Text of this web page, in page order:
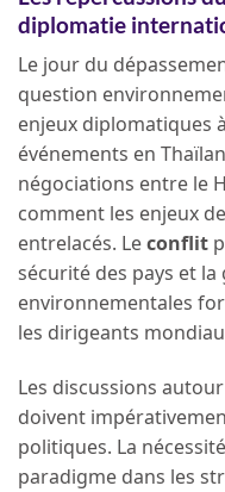
diplomatie
Le jour du
question
enjeux diplomatiques
événements en
négociations entre le
comment les enjeux
entrelacés. Leconflit
sécurité des pays et
environnementales
les dirigeants
Les discussions
doivent
politiques. La
paradigme dans les